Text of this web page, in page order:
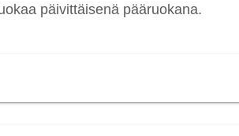
päivittäisenä pääruokana.